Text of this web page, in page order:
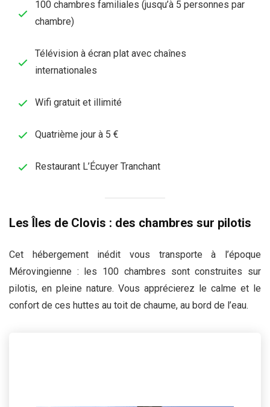
100 chambres familiales (jusqu’à 5 personnes par
chambre)
Télévision à écran plat avec chaînes
internationales
Wifi gratuit et illimité
Quatrième jour à 5 €
Restaurant L’Écuyer Tranchant
Les Îles de Clovis : des chambres sur pilotis
Cet hébergement inédit vous transporte à l’époque
Mérovingienne : les 100 chambres sont construites sur
pilotis, en pleine nature. Vous apprécierez le calme et le
confort de ces huttes au toit de chaume, au bord de l’eau.